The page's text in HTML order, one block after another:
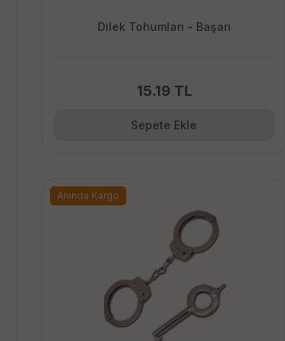
Dilek Tohumları - Başarı
15.19 TL
Sepete Ekle
Anında Kargo